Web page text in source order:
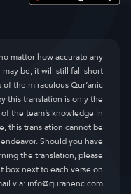
matter how accurate any
be, it will still fall short
the miraculous Qur’anic
this translation is only the
the team’s knowledge in
this translation cannot be
Should you have
the translation, please
next to each verse on
via:info@quranenc.com